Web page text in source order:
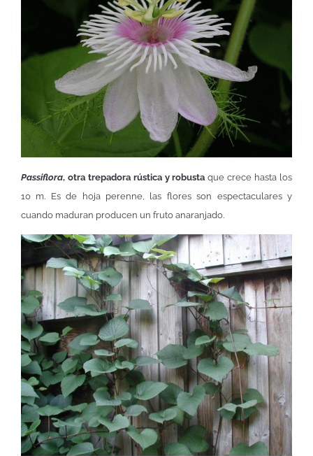
Passiflora, otra trepadora rústica y robusta que crece hasta los
10 m. Es de hoja perenne, las flores son espectaculares y
cuando maduran producen un fruto anaranjado.